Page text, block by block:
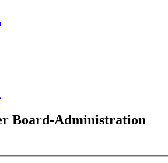
Board-Administration